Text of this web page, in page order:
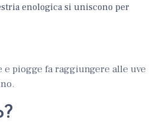
enologica si uniscono per
piogge fa raggiungere alle uve